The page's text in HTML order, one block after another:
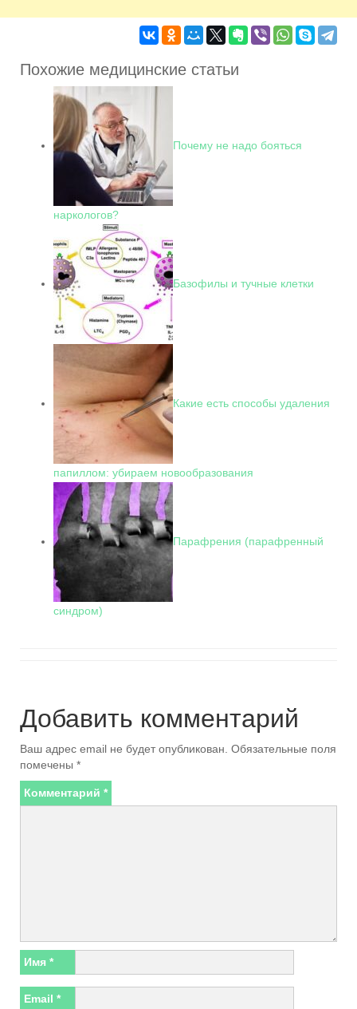
Похожие медицинские статьи
Почему не надо бояться
наркологов?
Базофилы и тучные клетки
Какие есть способы удаления
папиллом: убираем новообразования
Парафрения (парафренный
синдром)
Добавить комментарий
Ваш адрес email не будет опубликован. Обязательные поля
помечены *
Комментарий *
Имя *
Email *